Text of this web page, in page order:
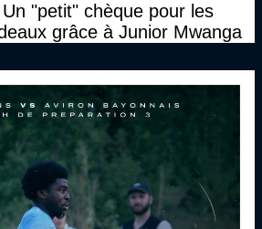
"petit" chèque pour les
grâce à Junior Mwanga